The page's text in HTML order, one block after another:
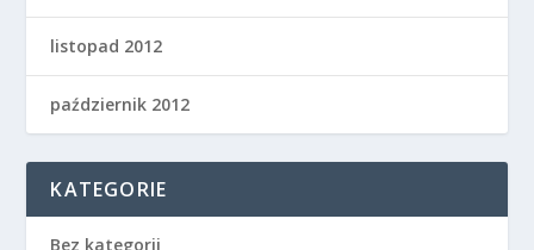
listopad 2012
październik 2012
KATEGORIE
Bez kategorii